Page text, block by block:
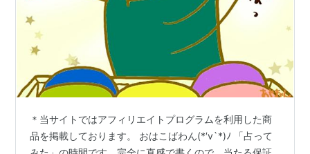
＊当サイトではアフィリエイトプログラムを利用した商
品を掲載しております。 おはこばわん(*′v`*)ﾉ 「占って